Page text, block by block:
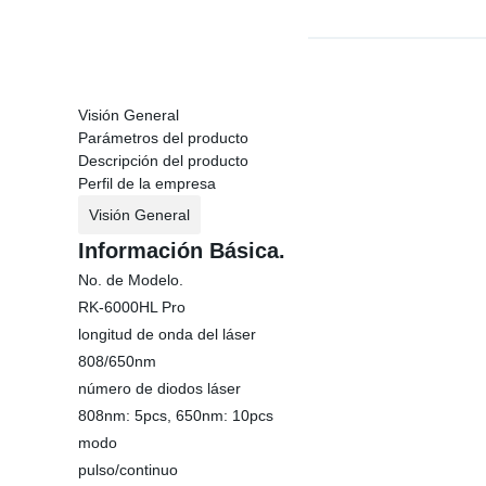
Visión General
Parámetros del producto
Descripción del producto
Perfil de la empresa
Visión General
Información Básica.
No. de Modelo.
RK-6000HL Pro
longitud de onda del láser
808/650nm
número de diodos láser
808nm: 5pcs, 650nm: 10pcs
modo
pulso/continuo